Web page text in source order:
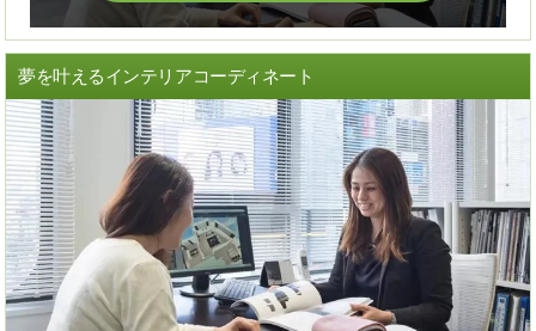
夢を叶えるインテリアコーディネート